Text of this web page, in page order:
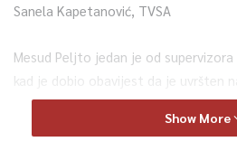
Sanela Kapetanović, TVSA
Mesud Peljto jedan je od supervizora
kad je dobio obavijest da je uvršten
predložio. Dva puta je radio
sektoru i nije primjetio ili prijavio bilo
Show More